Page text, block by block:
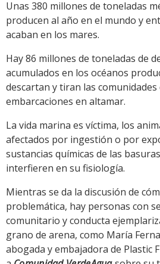
Unas 380 millones de toneladas
producen al año en el mundo y
acaban en los mares.
Hay 86 millones de toneladas de
acumulados en los océanos
descartan y tiran las comunidades
embarcaciones en altamar.
La vida marina es víctima, los
afectados por ingestión o por
sustancias químicas de las
interfieren en su fisiología.
Mientras se da la discusión de
problemática, hay personas con
comunitario y conducta
grano de arena, como María
abogada y embajadora de Plastic